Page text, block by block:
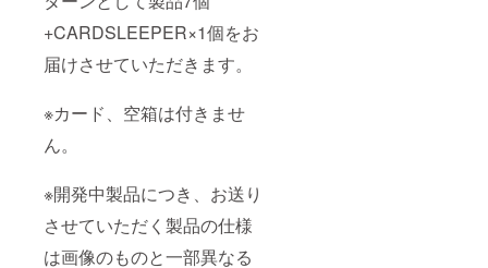
+CARDSLEEPER×1個をお
届けさせていただきます。
※カード、空箱は付きませ
ん。
※開発中製品につき、お送り
させていただく製品の仕様
は画像のものと一部異なる